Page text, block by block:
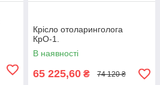
Крісло отоларинголога
КрО-1.
В наявності
65 225,60 ₴ 74 120 ₴